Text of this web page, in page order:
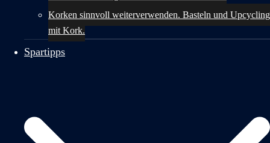
Korken sinnvoll weiterverwenden. Basteln und Upcycling
mit Kork.
Spartipps